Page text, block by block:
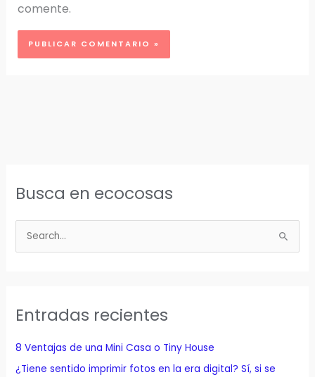
comente.
Busca en ecocosas
r
p
Entradas recientes
8 Ventajas de una Mini Casa o Tiny House
¿Tiene sentido imprimir fotos en la era digital? Sí, si se